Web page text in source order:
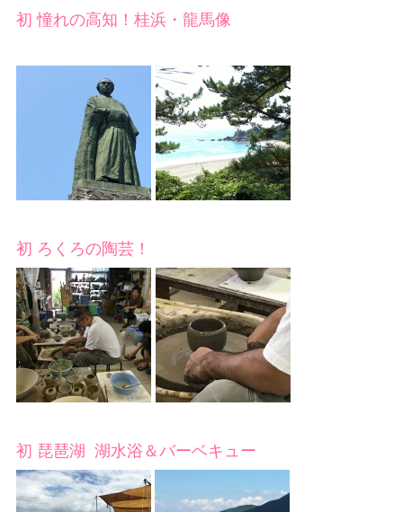
初 憧れの高知！桂浜・龍馬像
初 ろくろの陶芸！
初 琵琶湖 湖水浴＆バーベキュー